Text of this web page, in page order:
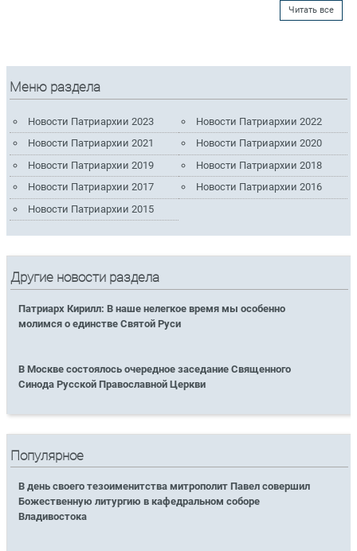
Читать все
Меню раздела
Новости Патриархии 2023
Новости Патриархии 2022
Новости Патриархии 2021
Новости Патриархии 2020
Новости Патриархии 2019
Новости Патриархии 2018
Новости Патриархии 2017
Новости Патриархии 2016
Новости Патриархии 2015
Другие новости раздела
Патриарх Кирилл: В наше нелегкое время мы особенно
молимся о единстве Святой Руси
В Москве состоялось очередное заседание Священного
Синода Русской Православной Церкви
Популярное
В день своего тезоименитства митрополит Павел совершил
Божественную литургию в кафедральном соборе
Владивостока